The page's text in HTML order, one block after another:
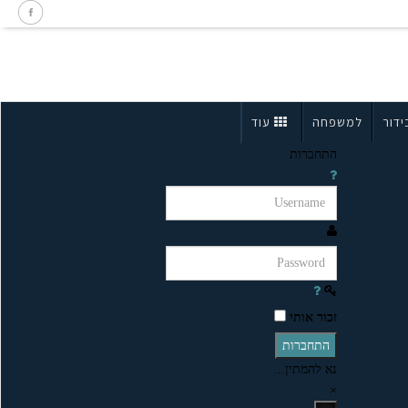
למשפחה עוד
התחברות
זכור אותי
התחברות
נא להמתין...
×